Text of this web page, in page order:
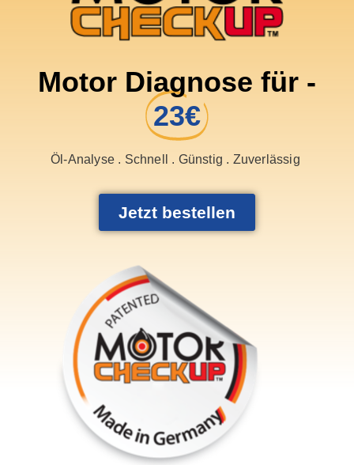
Motor Diagnose für -
23€
Öl-Analyse . Schnell . Günstig . Zuverlässig
Jetzt bestellen